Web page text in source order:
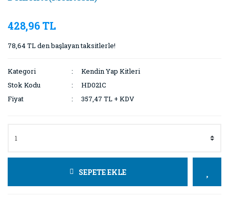
428,96 TL
78,64 TL den başlayan taksitlerle!
Kategori
Kendin Yap Kitleri
Stok Kodu
HD021C
Fiyat
357,47 TL + KDV
SEPETE EKLE